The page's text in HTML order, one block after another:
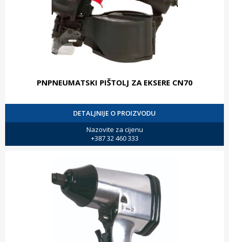
PNPNEUMATSKI PIŠTOLJ ZA EKSERE CN70
DETALJNIJE O PROIZVODU
Nazovite za cijenu
+387 32 460 333